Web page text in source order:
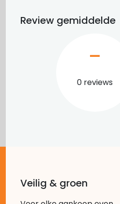
Review gemiddelde
0 reviews
–
Veilig & groen